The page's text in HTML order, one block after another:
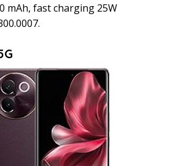
mAh, fast charging 25W